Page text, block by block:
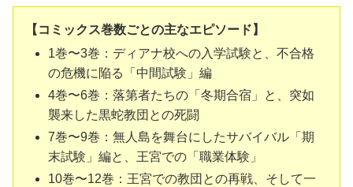
【コミックス巻数ごとの主なエピソード】
1巻〜3巻：ディアナ校への入学試験と、不合格
の危機に陥る「中間試験」編
4巻〜6巻：落第者たちの「冬期合宿」と、突如
襲来した黒蛇教団との死闘
7巻〜9巻：無人島を舞台にしたサバイバル「期
末試験」編と、王宮での「職業体験」
10巻〜12巻：王宮での教団との再戦、そして一